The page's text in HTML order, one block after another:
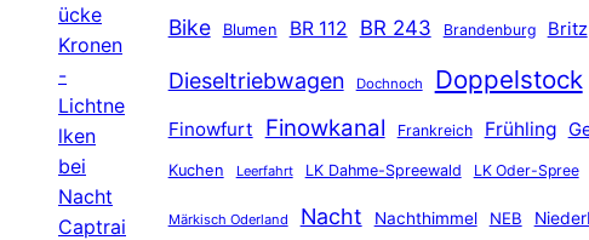
ücke
Kronen
-
Lichtne
lken
bei
Nacht
Captrai
Bike Blumen BR 112 BR 243 Brandenburg Britz
Dieseltriebwagen Dochnoch Doppelstock
Finowfurt Finowkanal Frankreich Frühling
Kuchen Leerfahrt LK Dahme-Spreewald LK Oder-Spree
Märkisch Oderland Nacht Nachthimmel NEB